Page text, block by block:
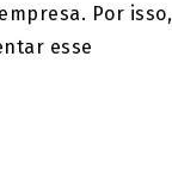
Por isso,
esse